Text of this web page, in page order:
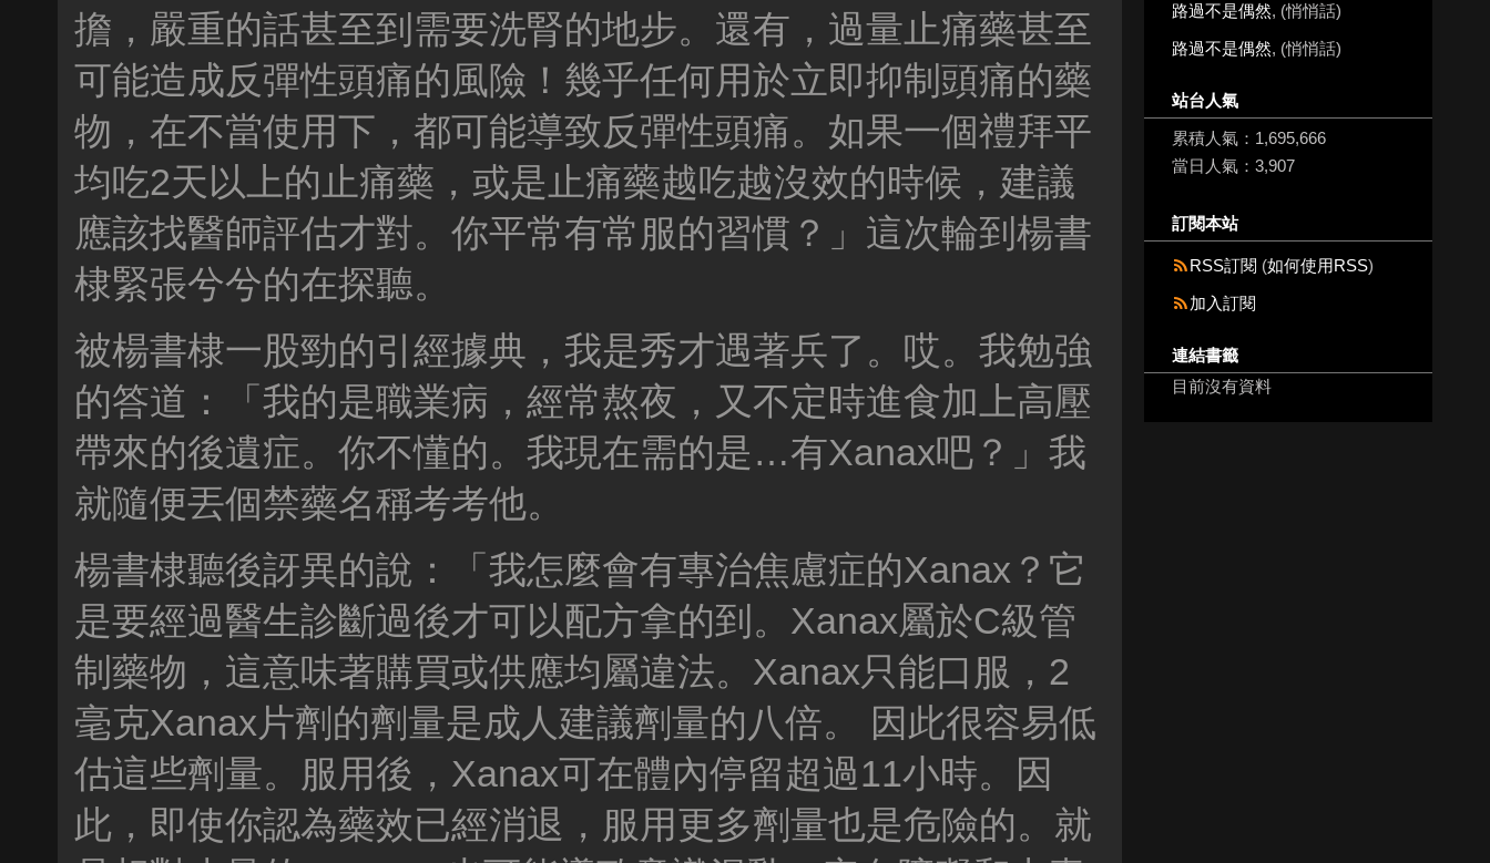
擔，嚴重的話甚至到需要洗腎的地步。還有，過量止痛藥甚至
可能造成反彈性頭痛的風險！幾乎任何用於立即抑制頭痛的藥
物，在不當使用下，都可能導致反彈性頭痛。如果一個禮拜平
均吃2天以上的止痛藥，或是止痛藥越吃越沒效的時候，建議
應該找醫師評估才對。你平常有常服的習慣？」這次輪到楊書
棣緊張兮兮的在探聽。
被楊書棣一股勁的引經據典，我是秀才遇著兵了。哎。我勉強
的答道：「我的是職業病，經常熬夜，又不定時進食加上高壓
帶來的後遺症。你不懂的。我現在需的是…有Xanax吧？」我
就隨便丟個禁藥名稱考考他。
楊書棣聽後訝異的說：「我怎麼會有專治焦慮症的Xanax？它
是要經過醫生診斷過後才可以配方拿的到。Xanax屬於C級管
制藥物，這意味著購買或供應均屬違法。Xanax只能口服，2
毫克Xanax片劑的劑量是成人建議劑量的八倍。 因此很容易低
估這些劑量。服用後，Xanax可在體內停留超過11小時。因
此，即使你認為藥效已經消退，服用更多劑量也是危險的。就
路過不是偶然, (悄悄話)
路過不是偶然, (悄悄話)
站台人氣
累積人氣： 1,695,666
當日人氣： 3,907
訂閱本站
RSS訂閱 (如何使用RSS)
加入訂閱
連結書籤
目前沒有資料